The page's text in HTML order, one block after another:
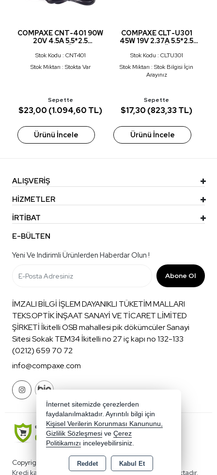
COMPAXE CNT-401 90W
20V 4.5A 5.5*2.5
Stok Kodu : CNT401
Stok Miktarı : Stokta Var
Sepette
$23,00 (1.094,60 TL)
Ürünü İncele
COMPAXE CLT-U301
45W 19V 2.37A 5.5*2.5
Stok Kodu : CLTU301
Stok Miktarı : Stok Bilgisi İçin
Arayınız
Sepette
$17,30 (823,33 TL)
Ürünü İncele
ALIŞVERİŞ
HİZMETLER
İRTİBAT
E-BÜLTEN
Yeni Ve Indirimli Ürünlerden Haberdar Olun !
Abone Ol
İMZALI BİLGİ İŞLEM DAYANIKLI TÜKETİM MALLARI
TEKS.OPTİK İNŞAAT SANAYİ VE TİCARET LİMİTED
ŞİRKETİ İkitelli OSB mahallesi pik dökümcüler Sanayi
Sitesi Sokak TEM34 İkitelli no 27 iç kapı no 132-133
(0212) 659 70 72
info@compaxe.com
Copyright 2026 compaxe.com - Tüm hakları saklıdır.
Kredi kartı bilgileriniz 256bit SSL sertifikası ile korunmaktadır.
İnternet sitemizde çerezlerden
faydalanılmaktadır. Ayrıntılı bilgi için
Kişisel Verilerin Korunması Kanununu,
Gizlilik Sözleşmesi ve Çerez
Politikamızı inceleyebilirsiniz.
Reddet Kabul Et